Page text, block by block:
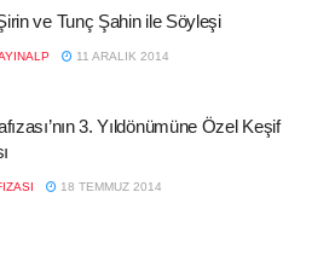
ve Tunç Şahin ile Söyleşi
11 ARALIK 2014
3. Yıldönümüne Özel Keşif
18 TEMMUZ 2014